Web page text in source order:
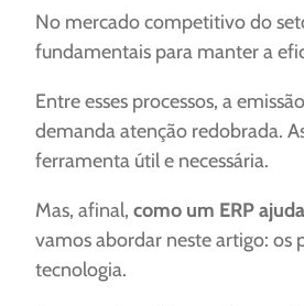
No mercado competitivo do
fundamentais para manter a
Entre esses processos, a
demanda atenção redobrada.
ferramenta útil e necessária.
Mas, afinal, como um ERP
vamos abordar neste artigo: os
tecnologia.